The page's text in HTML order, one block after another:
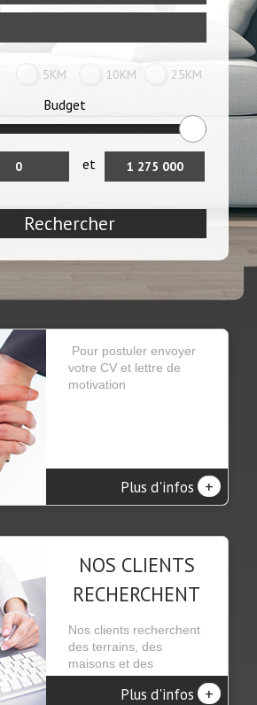
5KM 10KM 25KM
Budget
et
Rechercher
Pour postuler envoyer
votre CV et lettre de
motivation
Plus d'infos +
NOS CLIENTS
RECHERCHENT
Nos clients recherchent
des terrains, des
maisons et des
appartements se trou...
Plus d'infos +